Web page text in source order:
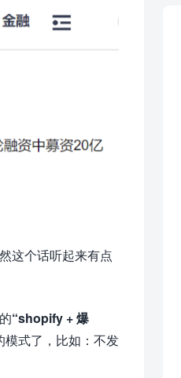
这个话听起来有点
“shopify + 爆
模式了，比如：不发